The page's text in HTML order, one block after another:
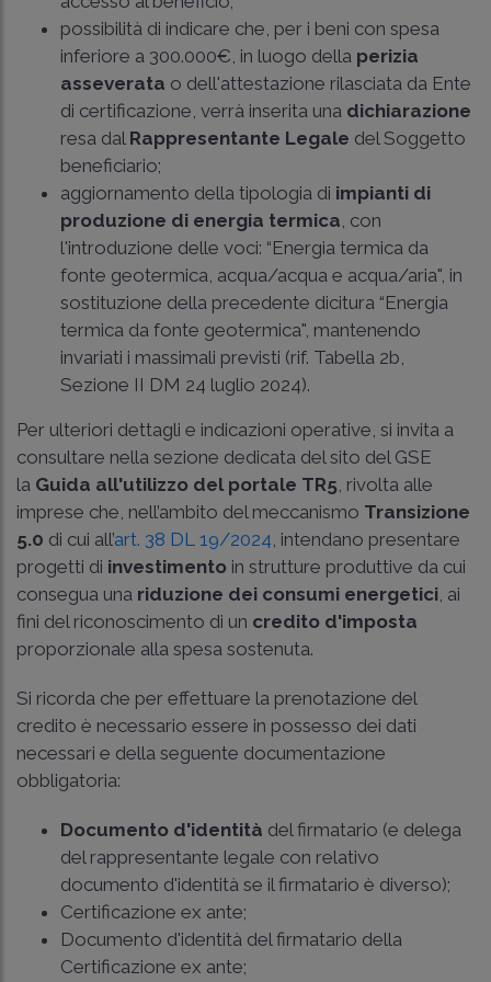
possibilità di indicare che, per i beni con spesa
inferiore a 300.000€, in luogo della perizia
asseverata o dell'attestazione rilasciata da Ente
di certificazione, verrà inserita una dichiarazione
resa dal Rappresentante Legale del Soggetto
beneficiario;
aggiornamento della tipologia di impianti di
produzione di energia termica , con
l'introduzione delle voci: “Energia termica da
fonte geotermica, acqua/acqua e acqua/aria", in
sostituzione della precedente dicitura “Energia
termica da fonte geotermica", mantenendo
invariati i massimali previsti (rif. Tabella 2b,
Sezione II DM 24 luglio 2024).
Per ulteriori dettagli e indicazioni operative, si invita a
consultare nella sezione dedicata del sito del GSE
la Guida all'utilizzo del portale TR5 , rivolta alle
imprese che, nell’ambito del meccanismo Transizione
5.0 di cui all’art. 38 DL 19/2024 , intendano presentare
progetti di investimento in strutture produttive da cui
consegua una riduzione dei consumi energetici , ai
fini del riconoscimento di un credito d'imposta
proporzionale alla spesa sostenuta.
Si ricorda che per effettuare la prenotazione del
credito è necessario essere in possesso dei dati
necessari e della seguente documentazione
obbligatoria:
Documento d'identità del firmatario (e delega
del rappresentante legale con relativo
documento d'identità se il firmatario è diverso);
Certificazione ex ante;
Documento d'identità del firmatario della
Certificazione ex ante;